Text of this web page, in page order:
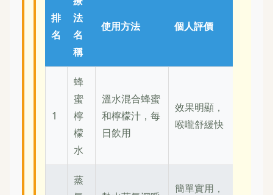
排
名
法
名
稱
使用方法 個人評價
1
蜂
蜜
檸
檬
水
溫水混合蜂蜜
和檸檬汁，每
日飲用
效果明顯，
喉嚨舒緩快
蒸
簡單實用，